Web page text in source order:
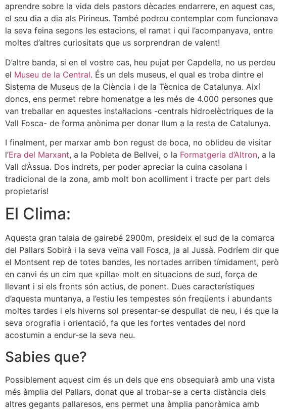
aprendre sobre la vida dels pastors dècades endarrere, en aquest cas,
el seu dia a dia als Pirineus. També podreu contemplar com funcionava
la seva feina segons les estacions, el ramat i qui l’acompanyava, entre
moltes d’altres curiositats que us sorprendran de valent!
D’altre banda, si en el vostre cas, heu pujat per Capdella, no us perdeu
el Museu de la Central. És un dels museus, el qual es troba dintre el
Sistema de Museus de la Ciència i de la Tècnica de Catalunya. Així
doncs, ens permet rebre homenatge a les més de 4.000 persones que
van treballar en aquestes instal·lacions -centrals hidroelèctriques de la
Vall Fosca- de forma anònima per donar llum a la resta de Catalunya.
I finalment, per marxar amb bon regust de boca, no oblideu de visitar
l’Era del Marxant, a la Pobleta de Bellvei, o la Formatgeria d’Altron, a la
Vall d’Àssua. Dos indrets, per poder apreciar la cuina casolana i
tradicional de la zona, amb molt bon acolliment i tracte per part dels
propietaris!
El Clima:
Aquesta gran talaia de gairebé 2900m, presideix el sud de la comarca
del Pallars Sobirà i la seva veïna vall Fosca, ja al Jussà. Podríem dir que
el Montsent rep de totes bandes, les nortades arriben tímidament, però
en canvi és un cim que «pilla» molt en situacions de sud, força de
llevant i si els fronts són actius, de ponent. Dues característiques
d’aquesta muntanya, a l’estiu les tempestes són freqüents i abundants
moltes tardes i els hiverns sol presentar-se despullat de neu, i és que la
seva orografia i orientació, fa que les fortes ventades del nord
acostumin a endur-se la seva neu.
Sabies que?
Possiblement aquest cim és un dels que ens obsequiarà amb una vista
més àmplia del Pallars, donat que al trobar-se a certa distància dels
altres gegants pallaresos, ens permet una àmplia panoràmica amb